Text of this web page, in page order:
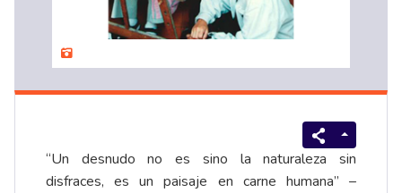
“Un desnudo no es sino la naturaleza sin
disfraces, es un paisaje en carne humana” –